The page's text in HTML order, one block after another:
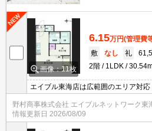
画像：11枚
6.15万円(管理費
敷
なし 礼
2階
1LDK
エイブル東海店は広範囲のエリア対応
野村商事株式会社 エイブルネットワーク東
情報更新日 2026/08/09